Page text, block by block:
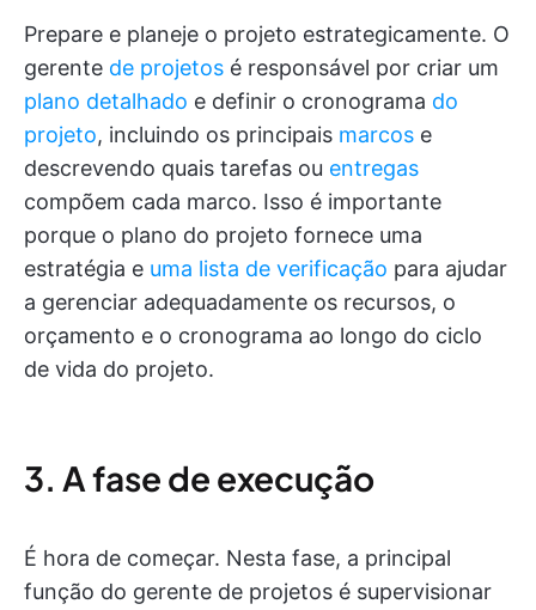
Prepare e planeje o projeto estrategicamente. O
gerente de projetos é responsável por criar um
plano detalhado e definir o cronograma do
projeto, incluindo os principais marcos e
descrevendo quais tarefas ou entregas
compõem cada marco. Isso é importante
porque o plano do projeto fornece uma
estratégia e uma lista de verificação para ajudar
a gerenciar adequadamente os recursos, o
orçamento e o cronograma ao longo do ciclo
de vida do projeto.
3. A fase de execução
É hora de começar. Nesta fase, a principal
função do gerente de projetos é supervisionar